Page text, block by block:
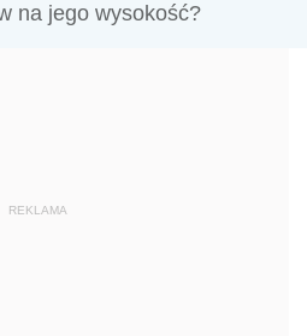
na jego wysokość?
REKLAMA